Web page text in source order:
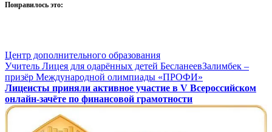
Понравилось это:
Центр дополнительного образования
Навигация
по
записям
Учитель Лицея для одарённых детей БесланеевЗалимбек –
призёр Международной олимпиады «ПРОФИ»
Лицеисты приняли активное участие в V Всероссийском
онлайн-зачёте по финансовой грамотности